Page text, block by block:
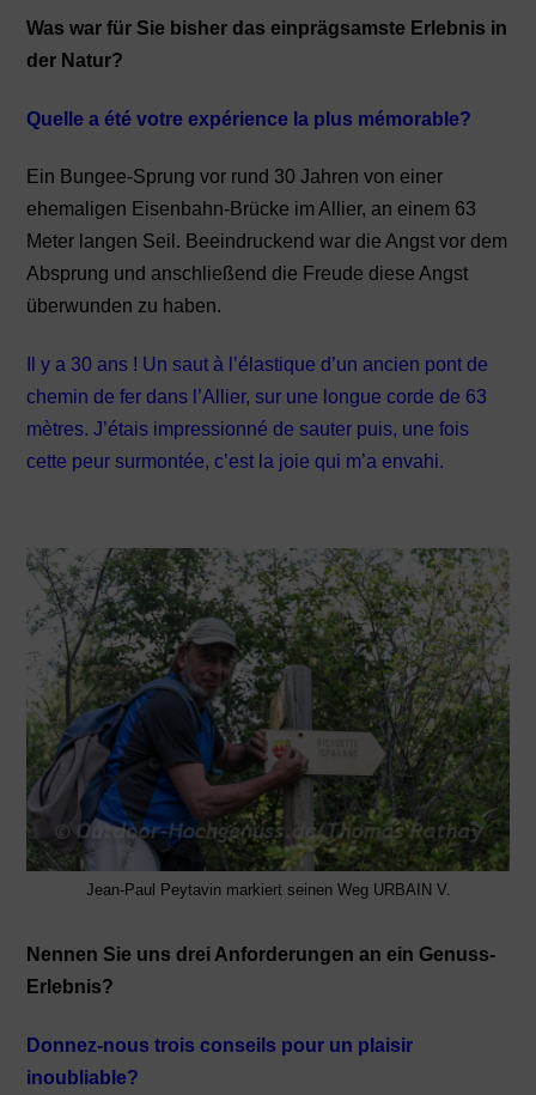
Was war für Sie bisher das einprägsamste Erlebnis in
der Natur?
Quelle a été votre expérience la plus mémorable?
Ein Bungee-Sprung vor rund 30 Jahren von einer
ehemaligen Eisenbahn-Brücke im Allier, an einem 63
Meter langen Seil. Beeindruckend war die Angst vor dem
Absprung und anschließend die Freude diese Angst
überwunden zu haben.
Il y a 30 ans ! Un saut à l’élastique d’un ancien pont de
chemin de fer dans l’Allier, sur une longue corde de 63
mètres. J’étais impressionné de sauter puis, une fois
cette peur surmontée, c’est la joie qui m’a envahi.
Jean-Paul Peytavin markiert seinen Weg URBAIN V.
Nennen Sie uns drei Anforderungen an ein Genuss-
Erlebnis?
Donnez-nous trois conseils pour un plaisir
inoubliable?